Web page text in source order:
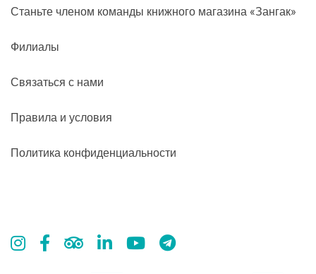
Станьте членом команды книжного магазина «Зангак»
Филиалы
Связаться с нами
Правила и условия
Политика конфиденциальности